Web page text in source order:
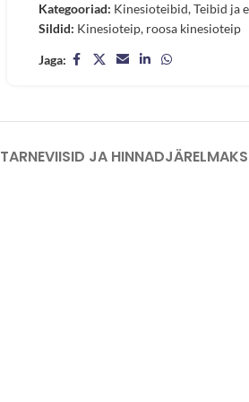
Kategooriad: Kinesioteibid,Teibid ja
Sildid: Kinesioteip, roosa kinesioteip
Jaga:
TARNEVIISID JA HINNADJÄRELMAKS